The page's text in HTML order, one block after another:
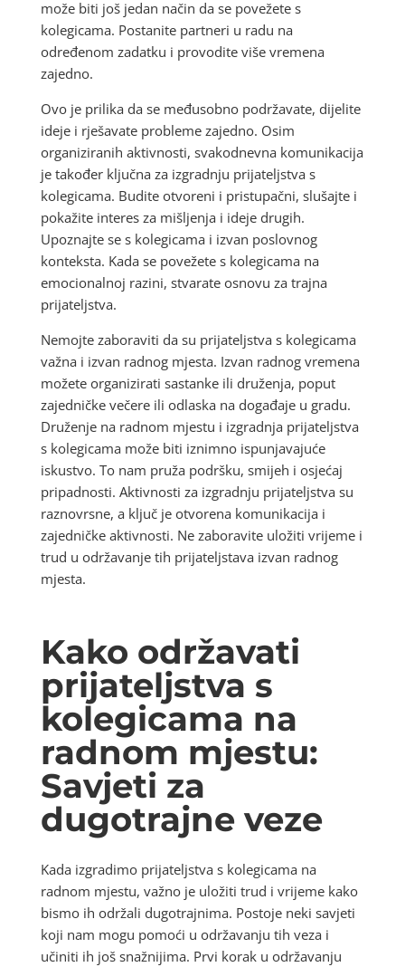
može biti još jedan način da se povežete s
kolegicama. Postanite partneri u radu na
određenom zadatku i provodite više vremena
zajedno.
Ovo je prilika da se međusobno podržavate, dijelite
ideje i rješavate probleme zajedno. Osim
organiziranih aktivnosti, svakodnevna komunikacija
je također ključna za izgradnju prijateljstva s
kolegicama. Budite otvoreni i pristupačni, slušajte i
pokažite interes za mišljenja i ideje drugih.
Upoznajte se s kolegicama i izvan poslovnog
konteksta. Kada se povežete s kolegicama na
emocionalnoj razini, stvarate osnovu za trajna
prijateljstva.
Nemojte zaboraviti da su prijateljstva s kolegicama
važna i izvan radnog mjesta. Izvan radnog vremena
možete organizirati sastanke ili druženja, poput
zajedničke večere ili odlaska na događaje u gradu.
Druženje na radnom mjestu i izgradnja prijateljstva
s kolegicama može biti iznimno ispunjavajuće
iskustvo. To nam pruža podršku, smijeh i osjećaj
pripadnosti. Aktivnosti za izgradnju prijateljstva su
raznovrsne, a ključ je otvorena komunikacija i
zajedničke aktivnosti. Ne zaboravite uložiti vrijeme i
trud u održavanje tih prijateljstava izvan radnog
mjesta.
Kako održavati
prijateljstva s
kolegicama na
radnom mjestu:
Savjeti za
dugotrajne veze
Kada izgradimo prijateljstva s kolegicama na
radnom mjestu, važno je uložiti trud i vrijeme kako
bismo ih održali dugotrajnima. Postoje neki savjeti
koji nam mogu pomoći u održavanju tih veza i
učiniti ih još snažnijima. Prvi korak u održavanju